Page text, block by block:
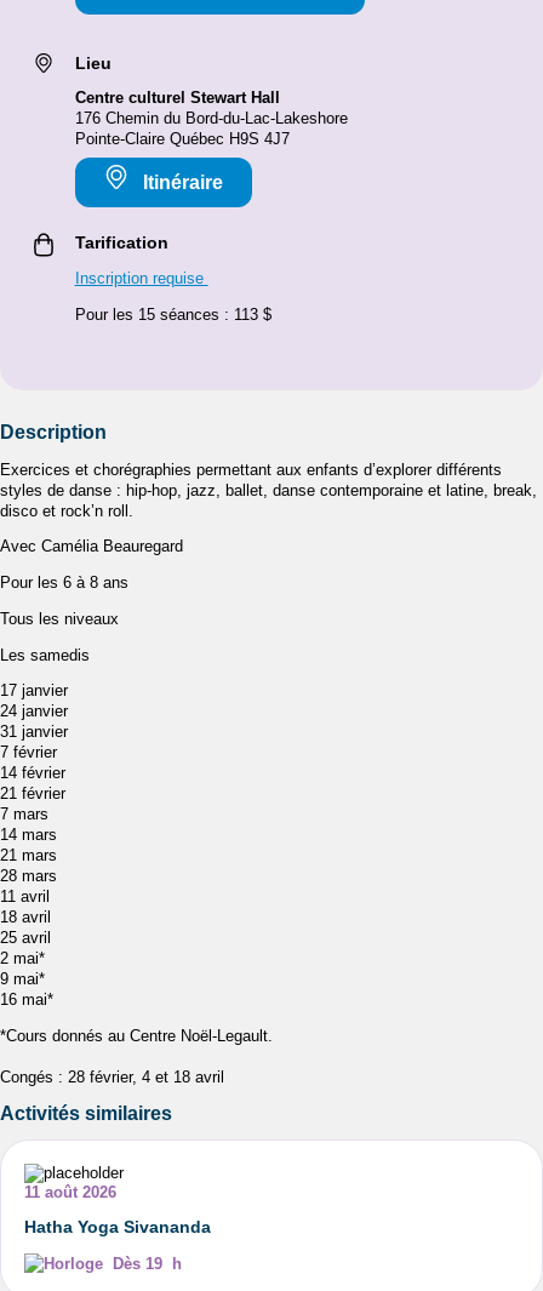
Lieu
Centre culturel Stewart Hall
176 Chemin du Bord-du-Lac-Lakeshore
Pointe-Claire Québec H9S 4J7
Itinéraire
Tarification
Inscription requise
Pour les 15 séances : 113 $
Description
Exercices et chorégraphies permettant aux enfants d’explorer différents
styles de danse : hip-hop, jazz, ballet, danse contemporaine et latine, break,
disco et rock’n roll.
Avec Camélia Beauregard
Pour les 6 à 8 ans
Tous les niveaux
Les samedis
17 janvier
24 janvier
31 janvier
7 février
14 février
21 février
7 mars
14 mars
21 mars
28 mars
11 avril
18 avril
25 avril
2 mai*
9 mai*
16 mai*
*Cours donnés au Centre Noël-Legault.
Congés : 28 février, 4 et 18 avril
Activités similaires
11 août 2026
Hatha Yoga Sivananda
Dès 19 h